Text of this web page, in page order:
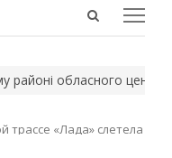
Open
обласного центру
трассе «Лада» слетела в